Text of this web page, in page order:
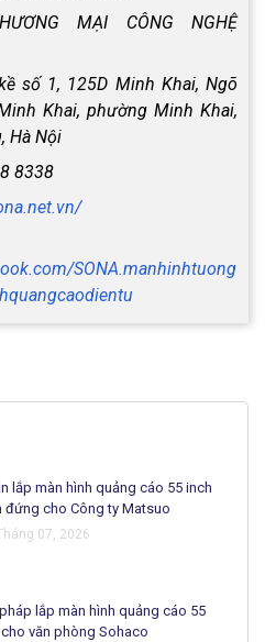
MẠI CÔNG NGHỆ
số 1, 125D Minh Khai, Ngõ
Khai, phường Minh Khai,
Hà Nội
8338
SONA.manhinhtuong
lắp màn hình quảng cáo 55 inch
đứng cho Công ty Matsuo
07, 2026
lắp màn hình quảng cáo 55
văn phòng Sohaco